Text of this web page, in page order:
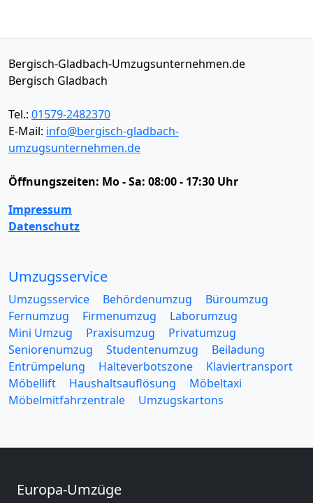
Bergisch-Gladbach-Umzugsunternehmen.de
Bergisch Gladbach
Tel.: 01579-2482370
E-Mail: info@bergisch-gladbach-
umzugsunternehmen.de
Öffnungszeiten: Mo - Sa: 08:00 - 17:30 Uhr
Impressum
Datenschutz
Umzugsservice
Umzugsservice Behördenumzug
Büroumzug
Fernumzug
Firmenumzug
Laborumzug
Mini Umzug
Praxisumzug
Privatumzug
Seniorenumzug
Studentenumzug
Beiladung
Entrümpelung
Halteverbotszone
Klaviertransport
Möbellift
Haushaltsauflösung
Möbeltaxi
Möbelmitfahrzentrale
Umzugskartons
Europa-Umzüge